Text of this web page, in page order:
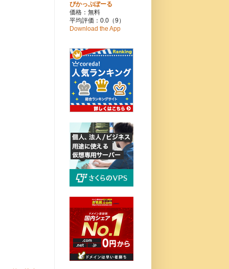
ぴかっぷぼーる
価格：無料
平均評価：0.0（9）
Download the App